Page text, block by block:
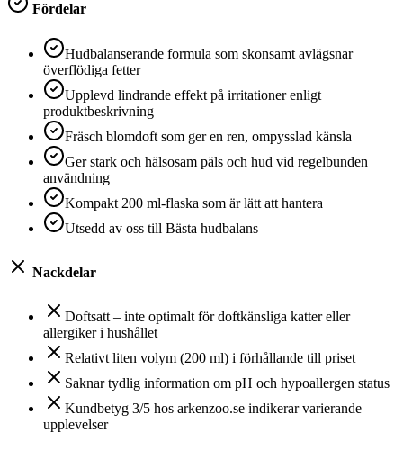
Fördelar
Hudbalanserande formula som skonsamt avlägsnar
överflödiga fetter
Upplevd lindrande effekt på irritationer enligt
produktbeskrivning
Fräsch blomdoft som ger en ren, ompysslad känsla
Ger stark och hälsosam päls och hud vid regelbunden
användning
Kompakt 200 ml-flaska som är lätt att hantera
Utsedd av oss till Bästa hudbalans
Nackdelar
Doftsatt – inte optimalt för doftkänsliga katter eller
allergiker i hushållet
Relativt liten volym (200 ml) i förhållande till priset
Saknar tydlig information om pH och hypoallergen status
Kundbetyg 3/5 hos arkenzoo.se indikerar varierande
upplevelser